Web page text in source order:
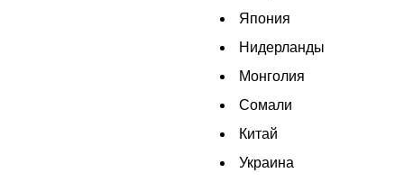
Япония
Нидерланды
Монголия
Сомали
Китай
Украина